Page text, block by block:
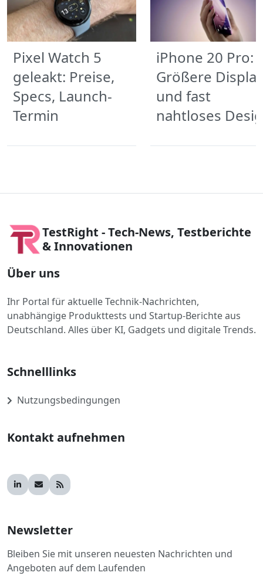
Pixel Watch 5
geleakt: Preise,
Specs, Launch-
Termin
iPhone 20 Pro:
Größere
und fast
nahtloses
TestRight - Tech-News, Testberichte
& Innovationen
Über uns
Ihr Portal für aktuelle Technik-Nachrichten,
unabhängige Produkttests und Startup-Berichte aus
Deutschland. Alles über KI, Gadgets und digitale Trends.
Schnelllinks
Nutzungsbedingungen
Kontakt aufnehmen
Newsletter
Bleiben Sie mit unseren neuesten Nachrichten und
Angeboten auf dem Laufenden